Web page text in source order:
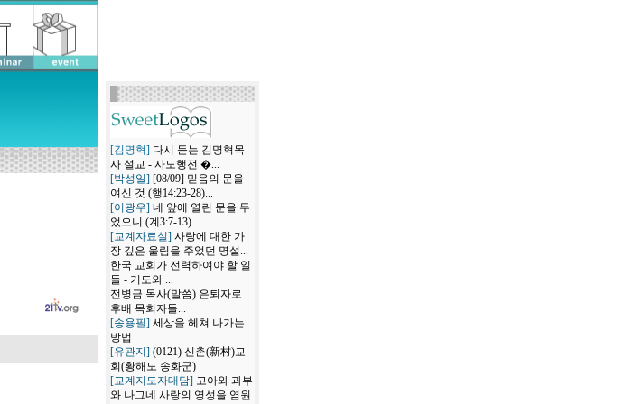
[김명혁] 다시 듣는 김명혁목
사 설교 - 사도행전 �...
[박성일] [08/09] 믿음의 문을
여신 것 (행14:23-28)...
[이광우] 네 앞에 열린 문을 두
었으니 (계3:7-13)
[교계자료실] 사랑에 대한 가
장 깊은 울림을 주었던 명설...
한국 교회가 전력하여야 할 일
들 - 기도와 ...
전병금 목사(말씀) 은퇴자로
후배 목회자들...
[송용필] 세상을 헤쳐 나가는
방법
[유관지] (0121) 신촌(新村)교
회(황해도 송화군)
[교계지도자대담] 고아와 과부
와 나그네 사랑의 영성을 염원